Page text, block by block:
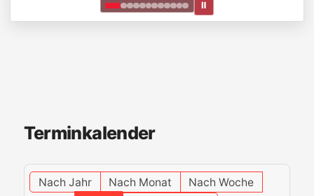
Ⅱ
Terminkalender
Nach Jahr Nach Monat
Nach Woche